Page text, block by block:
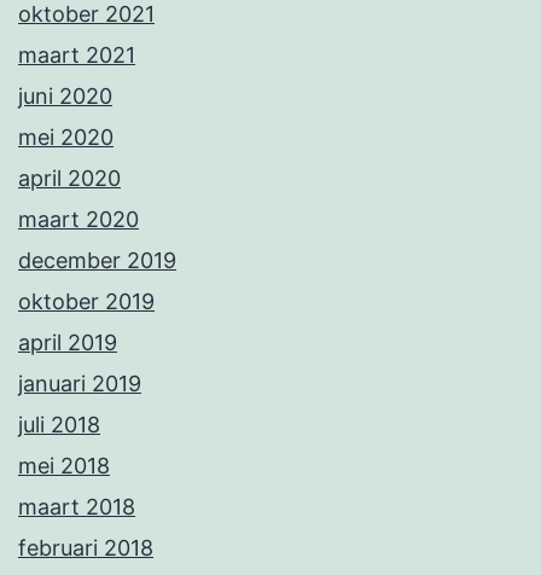
oktober 2021
maart 2021
juni 2020
mei 2020
april 2020
maart 2020
december 2019
oktober 2019
april 2019
januari 2019
juli 2018
mei 2018
maart 2018
februari 2018